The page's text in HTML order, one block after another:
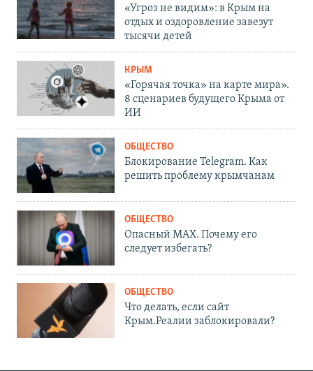
«Угроз не видим»: в Крым на
отдых и оздоровление завезут
тысячи детей
КРЫМ
«Горячая точка» на карте мира».
8 сценариев будущего Крыма от
ИИ
ОБЩЕСТВО
Блокирование Telegram. Как
решить проблему крымчанам
ОБЩЕСТВО
Опасный MAX. Почему его
следует избегать?
ОБЩЕСТВО
Что делать, если сайт
Крым.Реалии заблокировали?